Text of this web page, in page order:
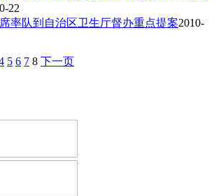
22
率队到自治区卫生厅督办重点提案2010-
5 6 7 8 下一页